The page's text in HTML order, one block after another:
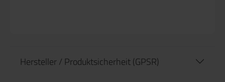
Hersteller / Produktsicherheit (GPSR)